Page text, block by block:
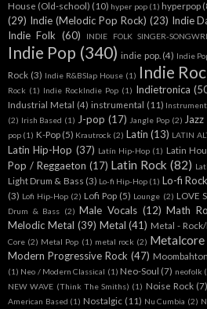
House (Old-school) (10) hyper pop (1) hyperpop
(29) Indie (Melodic Pop Rock) (23) Indie
Indie Folk (60) INDIE FOLK SINGER-
Indie Pop (340) indie pop. (4) Indie
Rock (3) Indie R&BSlap House (1) Indie
Rock (1) Indie RockIndie Pop (1) Indietronica
Industrial Metal (4) instrumental (11)
(2) Irish Based (1) J-pop (17) Jangle Pop (2) Jazz
pop (1) K-Pop (5) Krautrock (2) Latin (13) LATIN
Latin Hip-Hop (37) Latín Hip-Hop (1) Latin
Pop / Reggaeton (17) Latin Rock (82)
Light Drum & Bass (3) Lo-fi Hip-Hop (1) Lo-fi Rock
(3) Lofi Hip-Hop (2) Lofi Pop (5) Lounge (2) LOVE
Drum & Bass (2) Male Vocals (12) Math
Melodic Metal (39) Metal (41) Metal -
Core (2) Metal Pop (1) metal rock (2) Metalcore
Modern Progressive Rock (47) Moombahton
(1) Neo / Modern Classical (1) Neo-Soul (7) neofolk
NEW WAVE (Think The Smiths) (1) Noise Rock (7)
American Based (1) Nostalgic (11) Nu Cumbia (2)